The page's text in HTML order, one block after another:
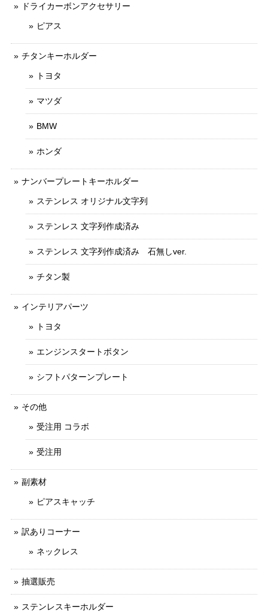
ドライカーボンアクセサリー
ピアス
チタンキーホルダー
トヨタ
マツダ
BMW
ホンダ
ナンバープレートキーホルダー
ステンレス オリジナル文字列
ステンレス 文字列作成済み
ステンレス 文字列作成済み 石無しver.
チタン製
インテリアパーツ
トヨタ
エンジンスタートボタン
シフトパターンプレート
その他
受注用 コラボ
受注用
副素材
ピアスキャッチ
訳ありコーナー
ネックレス
抽選販売
ステンレスキーホルダー